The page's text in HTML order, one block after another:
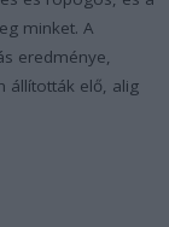
minket. A
eredménye,
állították elő, alig